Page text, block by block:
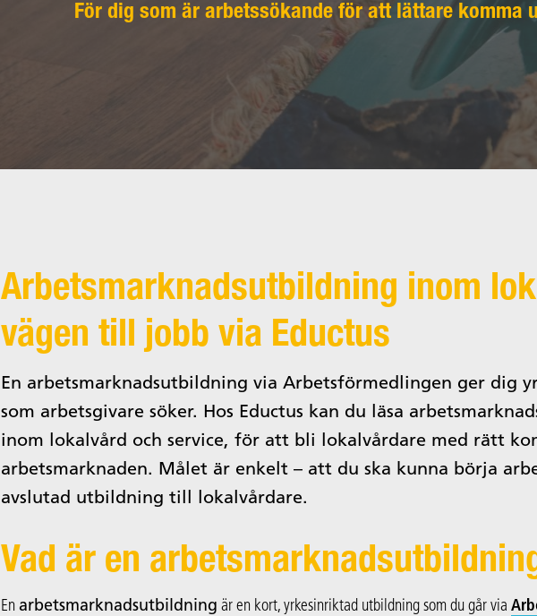
För dig som är arbetssökande för att lättare komma
Arbetsmarknadsutbildning inom
vägen till jobb via Eductus
En arbetsmarknadsutbildning via Arbetsförmedlingen ger dig
som arbetsgivare söker. Hos Eductus kan du läsa
inom lokalvård och service, för att bli lokalvårdare med rätt
arbetsmarknaden. Målet är enkelt – att du ska kunna börja
avslutad utbildning till lokalvårdare.
Vad är en
En arbetsmarknadsutbildning är en kort, yrkesinriktad utbildning som du går via